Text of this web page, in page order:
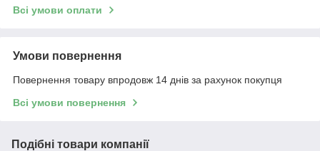
Всі умови оплати
Умови повернення
Повернення товару впродовж 14 днів за рахунок покупця
Всі умови повернення
Подібні товари компанії